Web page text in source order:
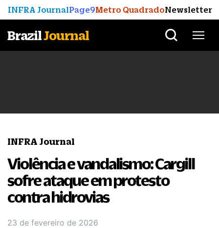
INFRA JournalPage9Metro QuadradoNewsletter
BrazilJournal
INFRA Journal
Violência e vandalismo: Cargill
sofre ataque em protesto
contra hidrovias
23 de fevereiro de 2026